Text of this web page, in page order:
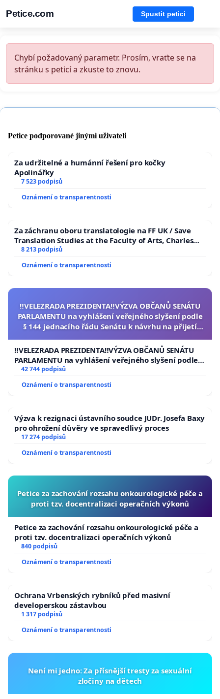
Petice.com Spustit petici
Chybí požadovaný parametr. Prosím, vraťte se na
stránku s peticí a zkuste to znovu.
Petice podporované jinými uživateli
Za udržitelné a humánní řešení pro kočky
Apolinářky
7 523 podpisů
Oznámení o transparentnosti
Za záchranu oboru translatologie na FF UK / Save
Translation Studies at the Faculty of Arts, Charles
University
8 213 podpisů
Oznámení o transparentnosti
‼️VELEZRADA PREZIDENTA‼️VÝZVA OBČANŮ SENÁTU
PARLAMENTU na vyhlášení veřejného slyšení podle
§ 144 jednacího řádu Senátu k návrhu na přijetí
republiky
‼️VELEZRADA PREZIDENTA‼️VÝZVA OBČANŮ SENÁTU
PARLAMENTU na vyhlášení veřejného slyšení podle §
144 jednacího řádu Senátu k návrhu na přijetí
usnesení k podání ústavní žaloby na prezidenta
republiky
42 744 podpisů
Oznámení o transparentnosti
Výzva k rezignaci ústavního soudce JUDr. Josefa Baxy
pro ohrožení důvěry ve spravedlivý proces
17 274 podpisů
Oznámení o transparentnosti
Petice za zachování rozsahu onkourologické péče a
proti tzv. docentralizaci operačních výkonů
Petice za zachování rozsahu onkourologické péče a
proti tzv. docentralizaci operačních výkonů
840 podpisů
Oznámení o transparentnosti
Ochrana Vrbenských rybníků před masivní
developerskou zástavbou
1 317 podpisů
Oznámení o transparentnosti
Není mi jedno: Za přísnější tresty za sexuální
zločiny na dětech